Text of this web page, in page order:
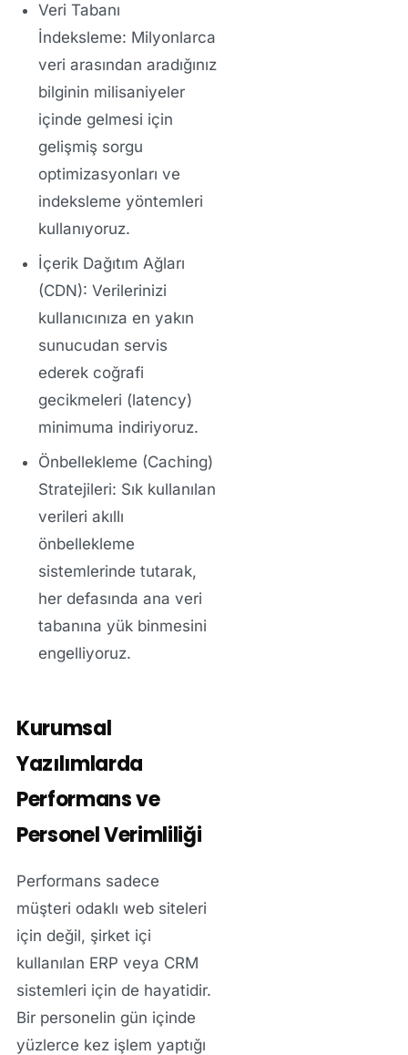
Veri Tabanı
İndeksleme: Milyonlarca
veri arasından aradığınız
bilginin milisaniyeler
içinde gelmesi için
gelişmiş sorgu
optimizasyonları ve
indeksleme yöntemleri
kullanıyoruz.
İçerik Dağıtım Ağları
(CDN): Verilerinizi
kullanıcınıza en yakın
sunucudan servis
ederek coğrafi
gecikmeleri (latency)
minimuma indiriyoruz.
Önbellekleme (Caching)
Stratejileri: Sık kullanılan
verileri akıllı
önbellekleme
sistemlerinde tutarak,
her defasında ana veri
tabanına yük binmesini
engelliyoruz.
Kurumsal
Yazılımlarda
Performans ve
Personel Verimliliği
Performans sadece
müşteri odaklı web siteleri
için değil, şirket içi
kullanılan ERP veya CRM
sistemleri için de hayatidir.
Bir personelin gün içinde
yüzlerce kez işlem yaptığı